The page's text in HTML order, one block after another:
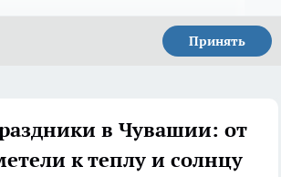
Принять
в Чувашии: от
к теплу и солнцу